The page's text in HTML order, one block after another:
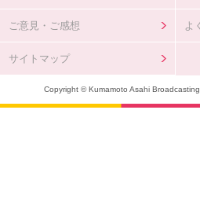
ご意見・ご感想 よ
サイトマップ
Copyright © Kumamoto Asahi